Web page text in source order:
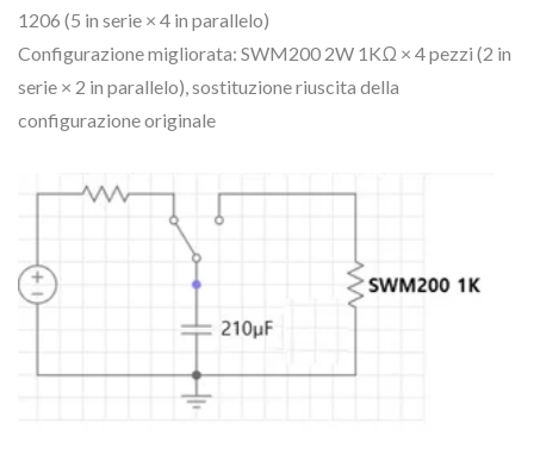
1206 (5 in serie × 4 in parallelo)
Configurazione migliorata: SWM200 2W 1KΩ × 4 pezzi (2 in
serie × 2 in parallelo), sostituzione riuscita della
configurazione originale